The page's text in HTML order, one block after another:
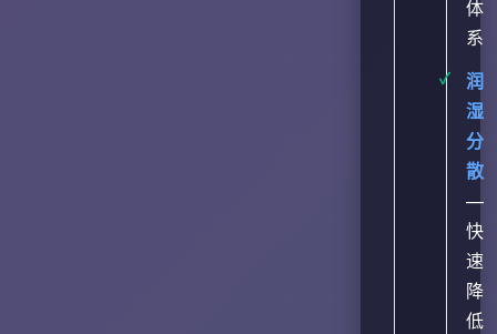
体
系
润
湿
分
散
—
快
速
降
低